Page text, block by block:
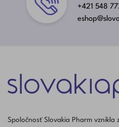
+421 548
Spoločnosť Slovakia Pharm vznikla